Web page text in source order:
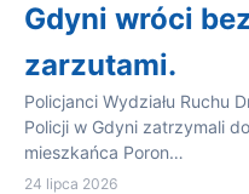
Gdyni wróci
zarzutami.
Policjanci Wydziału Ruchu
Policji w Gdyni zatrzymali
mieszkańca Poron…
24 lipca 2026